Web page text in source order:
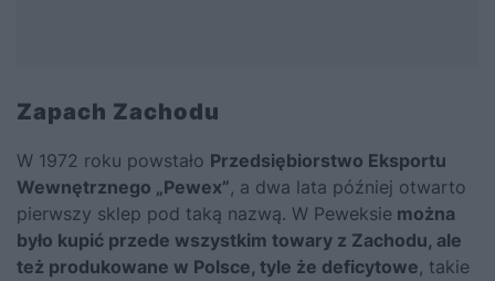
Zapach Zachodu
W 1972 roku powstało Przedsiębiorstwo Eksportu
Wewnętrznego „Pewex”, a dwa lata później otwarto
pierwszy sklep pod taką nazwą. W Peweksie można
było kupić przede wszystkim towary z Zachodu, ale
też produkowane w Polsce, tyle że deficytowe, takie